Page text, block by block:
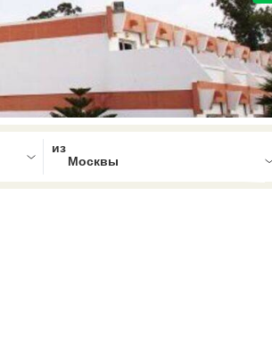
, press Down to open the menu,